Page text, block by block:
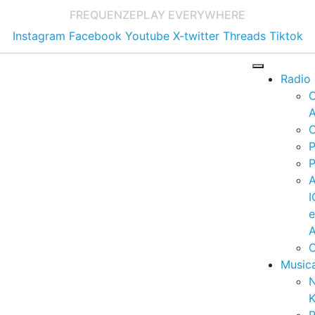
FREQUENZEPLAY EVERYWHERE
Instagram Facebook Youtube X-twitter Threads Tiktok
Radio
e